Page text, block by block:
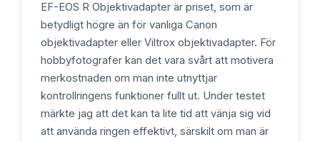
EF-EOS R Objektivadapter är priset, som är
betydligt högre än för vanliga Canon
objektivadapter eller Viltrox objektivadapter. För
hobbyfotografer kan det vara svårt att motivera
merkostnaden om man inte utnyttjar
kontrollringens funktioner fullt ut. Under testet
märkte jag att det kan ta lite tid att vänja sig vid
att använda ringen effektivt, särskilt om man är